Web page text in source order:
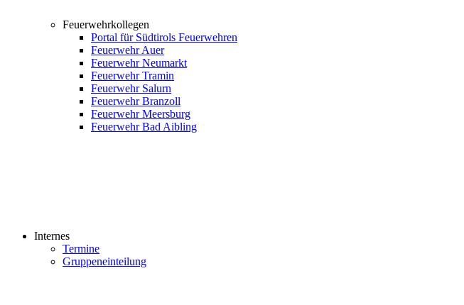
Feuerwehrkollegen
Portal für Südtirols Feuerwehren
Feuerwehr Auer
Feuerwehr Neumarkt
Feuerwehr Tramin
Feuerwehr Salurn
Feuerwehr Branzoll
Feuerwehr Meersburg
Feuerwehr Bad Aibling
Internes
Termine
Gruppeneinteilung